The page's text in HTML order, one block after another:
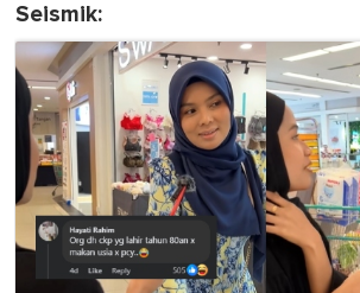
Seismik: